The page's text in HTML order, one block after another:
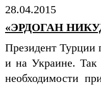
28.04.2015
«ЭРДОГАН
Президент Турции
и на Украине. Так
необходимости